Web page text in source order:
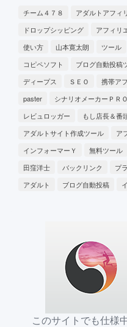
チーム４７８ アダルトアフィ
ドロップシッピング
アフィリ
使い方
山本寛太朗 ツール
コピペソフト
ブログ自動投稿
ディープス
ＳＥＯ 携帯ア
paster
シナリオメーカーＰＲＯ
レビュロッガー
もし店長＆番
アダルトサイト作成ツール
ア
インフォーマーＹ
無料ツール
田窪洋士
バックリンク プ
アダルト
ブログ自動投稿
このサイトでも仕様